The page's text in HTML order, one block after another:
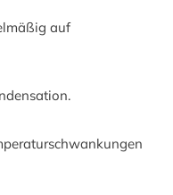
auf